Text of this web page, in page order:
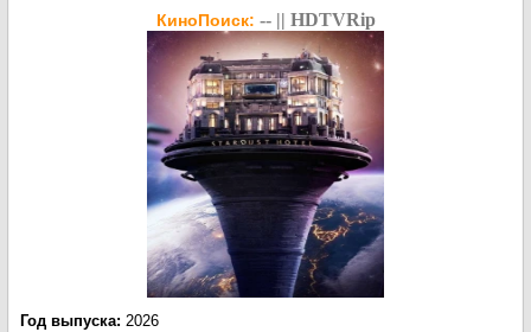
КиноПоиск: -- || HDTVRip
Год выпуска: 2026